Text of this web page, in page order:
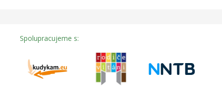
Spolupracujeme s: